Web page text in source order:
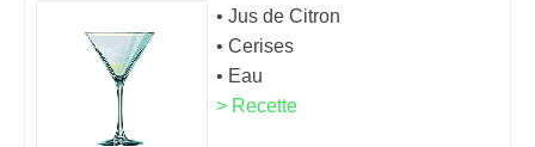
• Jus de Citron
• Cerises
• Eau
> Recette